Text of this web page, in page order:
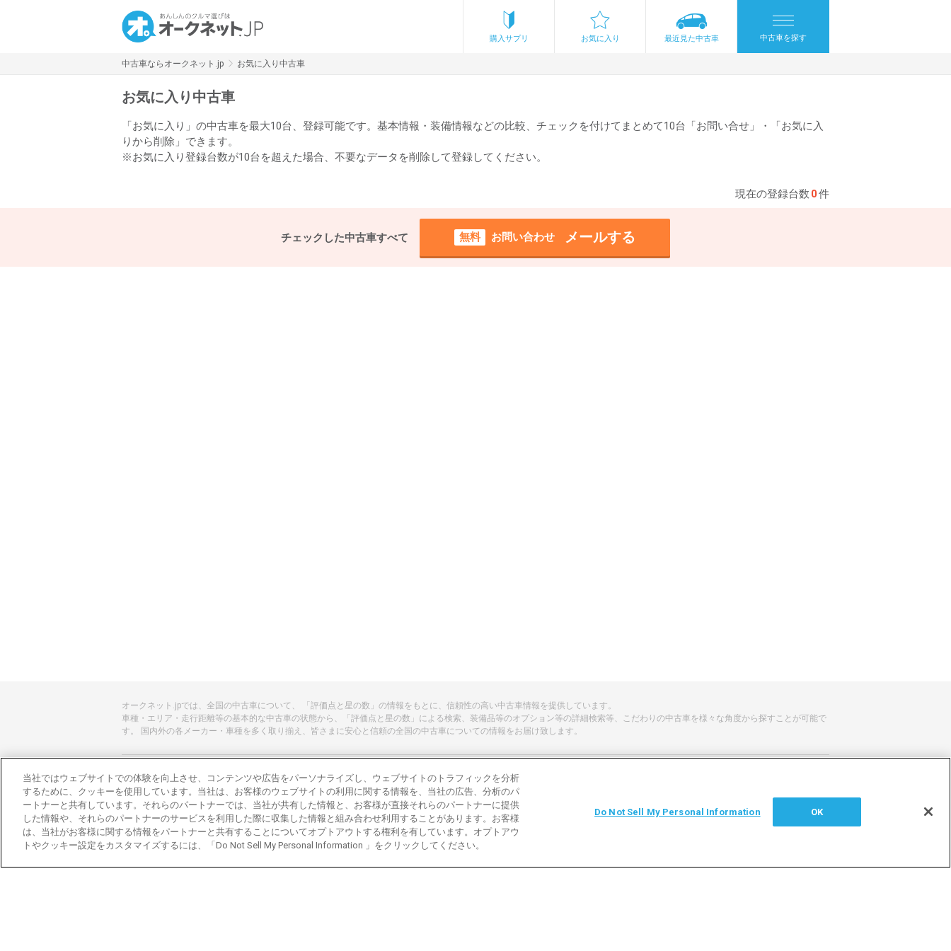
購入サプリ お気に入り 最近見た中古車 中古車を探す
中古車ならオークネット.jp お気に入り中古車
お気に入り中古車
「お気に入り」の中古車を最大10台、登録可能です。基本情報・装備情報などの比較、チェックを付けてまとめて10台「お問い合せ」・「お気に入
りから削除」できます。
※お気に入り登録台数が10台を超えた場合、不要なデータを削除して登録してください。
現在の登録台数 0件
チェックした中古車すべて 無料 お問い合わせ メールする
オークネット.jpでは、全国の中古車について、 「評価点と星の数」の情報をもとに、信頼性の高い中古車情報を提供しています。
車種・エリア・走行距離等の基本的な中古車の状態から、「評価点と星の数」による検索、装備品等のオプション等の詳細検索等、こだわりの中古車を様々な角度から探すことが可能で
す。 国内外の各メーカー・車種を多く取り揃え、皆さまに安心と信頼の全国の中古車についての情報をお届け致します。
あんしんのクルマ選びはオークネット.jp
オークネット.jpとは？ よくある質問 中古車用語説明
会社概要 利用規約 プライバシーポリシー 利用者情報の外部送信について
当社ではウェブサイトでの体験を向上させ、コンテンツや広告をパーソナライズし、ウェブサイトのトラフィックを分析
するために、クッキーを使用しています。当社は、お客様のウェブサイトの利用に関する情報を、当社の広告、分析のパ
ートナーと共有しています。それらのパートナーでは、当社が共有した情報と、お客様が直接それらのパートナーに提供
した情報や、それらのパートナーのサービスを利用した際に収集した情報と組み合わせ利用することがあります。お客様
は、当社がお客様に関する情報をパートナーと共有することについてオプトアウトする権利を有しています。オプトアウ
トやクッキー設定をカスタマイズするには、「Do Not Sell My Personal Information 」をクリックしてください。
Do Not Sell My Personal Information OK